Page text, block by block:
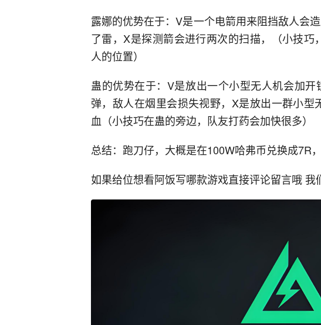
露娜的优势在于：V是一个电箭用来阻挡敌人会
了雷，X是探测箭会进行两次的扫描，（小技
人的位置）
蛊的优势在于：V是放出一个小型无人机会加
弹，敌人在烟里会损失视野，X是放出一群小
血（小技巧在蛊的旁边，队友打药会加快很多）
总结：跑刀仔，大概是在100W哈弗币兑换成7R
如果给位想看阿饭写哪款游戏直接评论留言哦 我